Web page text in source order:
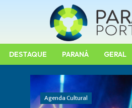
DESTAQUE PARANÁ GERAL
Agenda Cultural